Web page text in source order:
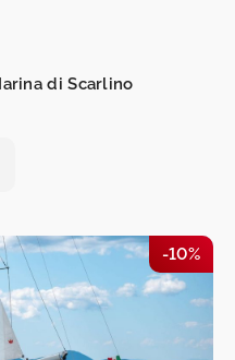
di Scarlino
-10%